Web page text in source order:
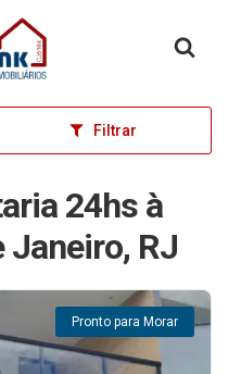
Filtrar
24hs à
Janeiro, RJ
Pronto para Morar